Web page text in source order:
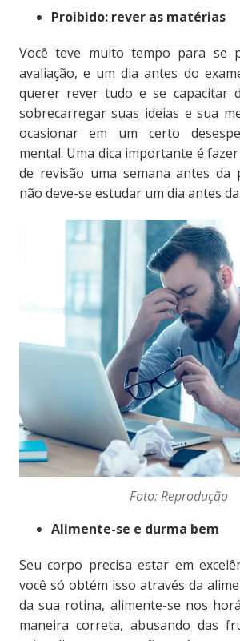
Proibido: rever as matérias
Você teve muito tempo para se
avaliação, e um dia antes do
querer rever tudo e se capacitar
sobrecarregar suas ideias e sua
ocasionar em um certo
mental. Uma dica importante é
de revisão uma semana antes da
não deve-se estudar um dia antes
Foto: Reprodução
Alimente-se e durma bem
Seu corpo precisa estar em
você só obtém isso através da
da sua rotina, alimente-se nos
maneira correta, abusando das